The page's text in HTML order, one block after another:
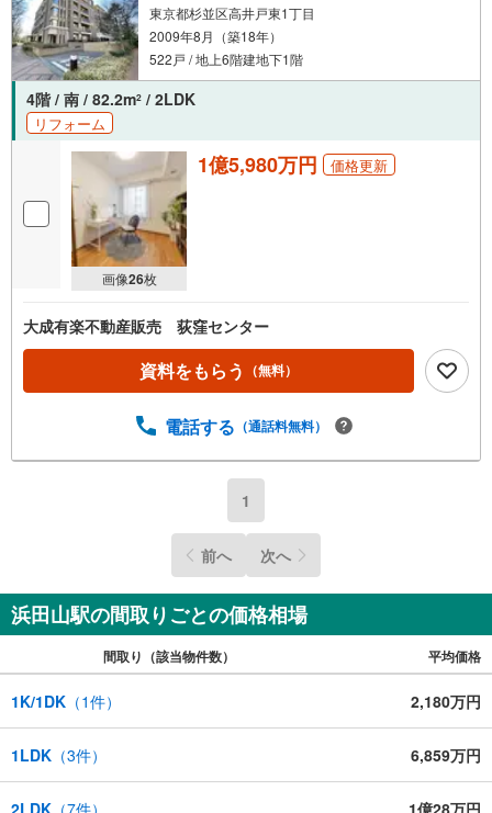
東京都杉並区高井戸東1丁目
2009年8月（築18年）
522戸 / 地上6階建地下1階
4階 / 南 / 82.2m2 / 2LDK
リフォーム
画像26枚
1億5,980万円 価格更新
大成有楽不動産販売 荻窪センター
資料をもらう （無料）
電話する （通話料無料）
1
前へ 次へ
浜田山駅の間取りごとの価格相場
間取り（該当物件数） 平均価格
1K/1DK （1件） 2,180万円
1LDK （3件） 6,859万円
2LDK （7件） 1億28万円